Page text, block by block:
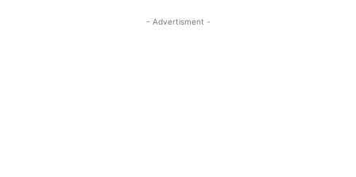
- Advertisment -